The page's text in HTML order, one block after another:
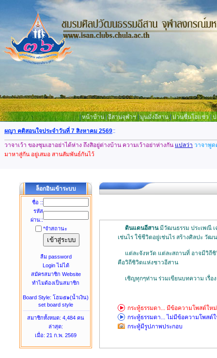
|หน้าบ้าน|อีสานจุฬาฯ|มูนมังอีสาน|ม่วนซื่นโฮแซว|ป
ผญา คติสอนใจประจำวันที่ 7 สิงหาคม 2569::
วาจาเว้า ของซุมเฮาอย่าได้ห่าง ถึงสิอยู่ต่างบ้าน ความเว้าอย่าห่างกัน แปลว่า วาจาพูด
มาหาสู่กัน อยู่เสมอ สานสัมพันธ์กันไว้
ล็อกอินเข้าระบบ
ชื่อ ::
รหัส
ผ่าน::
*จำสถานะ
ลืม password
Login ไม่ได้
สมัครสมาชิก Website
ทำไมต้องเป็นสมาชิก
Board Style: โฮม๕๑(น้ำเงิน)
set board style
สมาชิกทั้งหมด: 4,484 คน
ล่าสุด:
เมื่อ: 21 ก.พ. 2569
ดินแดนอีสานมีวัฒนธรรม ประเพณี เ
เช่นไร ใช้ชีวิตอยู่เช่นไร สร้างศิลปะ วัฒ
แต่ละจังหวัด แต่ละสถานที่ อาจมีวิถีชิ
คือวิถีชิวิตแห่งชาวอีสาน
เชิญทุกๆท่าน ร่วมเขียนบทความ เรื่อ
กระทู้ธรรมดา... มีข้อความโพสต์ใหม่
กระทู้ธรรมดา... ไม่มีข้อความโพสต์
กระทู้มีรูปภาพประกอบ